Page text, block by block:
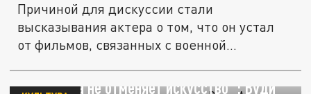
Причиной для дискуссии стали
высказывания актера о том, что он устал
от фильмов, связанных с военной...
"Политика не отменяет искусство": Вуди